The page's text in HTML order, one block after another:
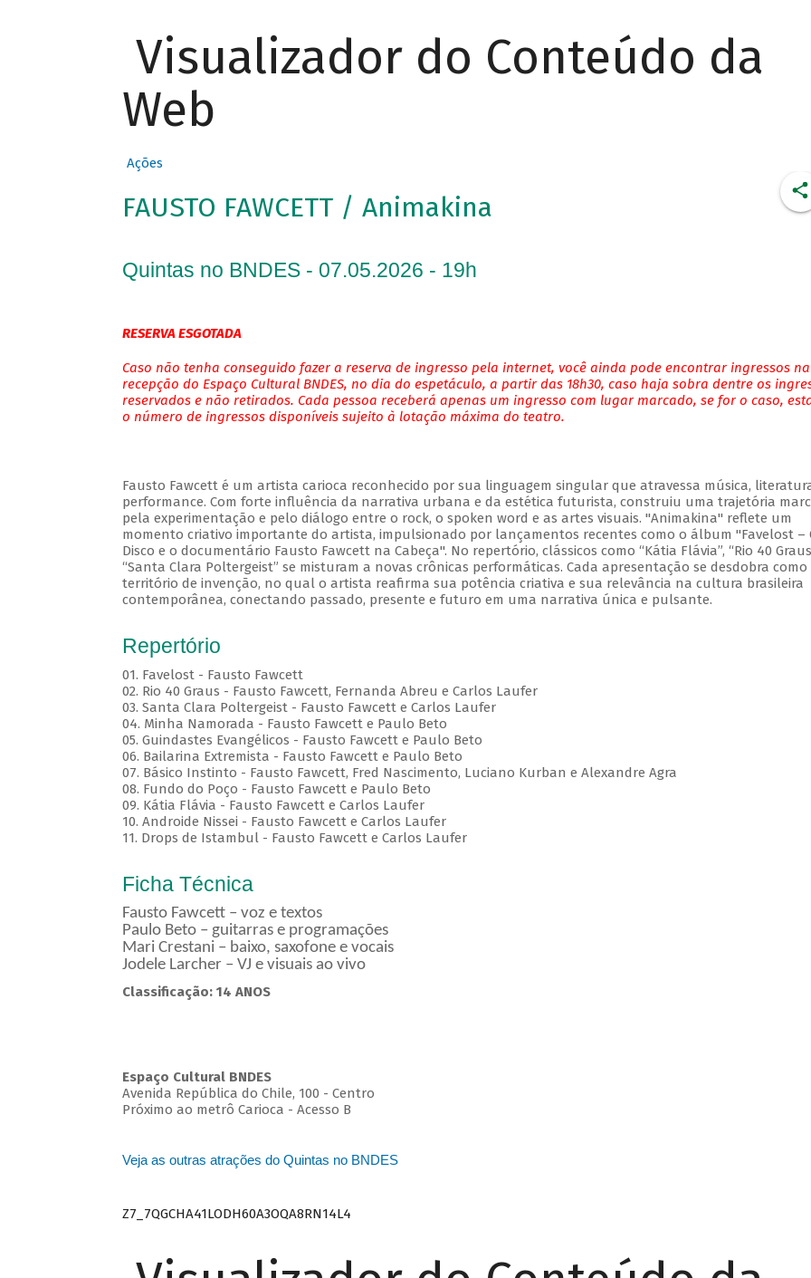
Visualizador do Conteúdo da
Web
Ações
FAUSTO FAWCETT / Animakina
Quintas no BNDES - 07.05.2026 - 19h
RESERVA ESGOTADA
Caso não tenha conseguido fazer a reserva de ingresso pela internet, você ainda pode encontrar ingressos na
recepção do Espaço Cultural BNDES, no dia do espetáculo, a partir das 18h30, caso haja sobra dentre os
reservados e não retirados. Cada pessoa receberá apenas um ingresso com lugar marcado, se for o caso,
o número de ingressos disponíveis sujeito à lotação máxima do teatro.
Fausto Fawcett é um artista carioca reconhecido por sua linguagem singular que atravessa música,
performance. Com forte influência da narrativa urbana e da estética futurista, construiu uma trajetória
pela experimentação e pelo diálogo entre o rock, o spoken word e as artes visuais. "Animakina" reflete um
momento criativo importante do artista, impulsionado por lançamentos recentes como o álbum "Favelost –
Disco e o documentário Fausto Fawcett na Cabeça". No repertório, clássicos como “Kátia Flávia”, “Rio 40
“Santa Clara Poltergeist” se misturam a novas crônicas performáticas. Cada apresentação se desdobra como
território de invenção, no qual o artista reafirma sua potência criativa e sua relevância na cultura brasileira
contemporânea, conectando passado, presente e futuro em uma narrativa única e pulsante.
Repertório
01. Favelost - Fausto Fawcett
02. Rio 40 Graus - Fausto Fawcett, Fernanda Abreu e Carlos Laufer
03. Santa Clara Poltergeist - Fausto Fawcett e Carlos Laufer
04. Minha Namorada - Fausto Fawcett e Paulo Beto
05. Guindastes Evangélicos - Fausto Fawcett e Paulo Beto
06. Bailarina Extremista - Fausto Fawcett e Paulo Beto
07. Básico Instinto - Fausto Fawcett, Fred Nascimento, Luciano Kurban e Alexandre Agra
08. Fundo do Poço - Fausto Fawcett e Paulo Beto
09. Kátia Flávia - Fausto Fawcett e Carlos Laufer
10. Androide Nissei - Fausto Fawcett e Carlos Laufer
11. Drops de Istambul - Fausto Fawcett e Carlos Laufer
Ficha Técnica
Fausto Fawcett – voz e textos
Paulo Beto – guitarras e programações
Mari Crestani – baixo, saxofone e vocais
Jodele Larcher – VJ e visuais ao vivo
Classificação: 14 ANOS
Espaço Cultural BNDES
Avenida República do Chile, 100 - Centro
Próximo ao metrô Carioca - Acesso B
Veja as outras atrações do Quintas no BNDES
Z7_7QGCHA41LODH60A3OQA8RN14L4